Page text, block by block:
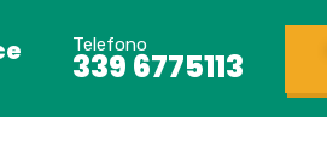
Telefono
339 6775113